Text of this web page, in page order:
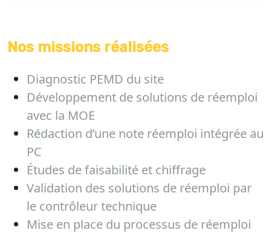
Nos missions réalisées
Diagnostic PEMD du site
Développement de solutions de réemploi
avec la MOE
Rédaction d’une note réemploi intégrée au
PC
Études de faisabilité et chiffrage
Validation des solutions de réemploi par
le contrôleur technique
Mise en place du processus de réemploi